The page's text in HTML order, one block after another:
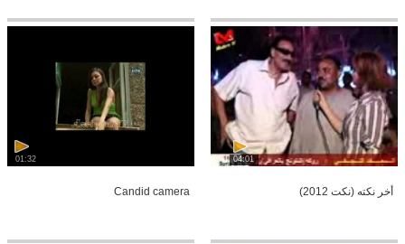
04:01
أخر نكته (نكت 2012)
01:32
Candid camera